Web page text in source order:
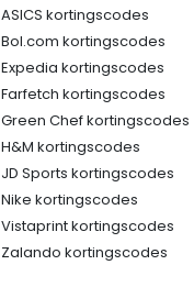
ASICS kortingscodes
Bol.com kortingscodes
Expedia kortingscodes
Farfetch kortingscodes
Green Chef kortingscodes
H&M kortingscodes
JD Sports kortingscodes
Nike kortingscodes
Vistaprint kortingscodes
Zalando kortingscodes